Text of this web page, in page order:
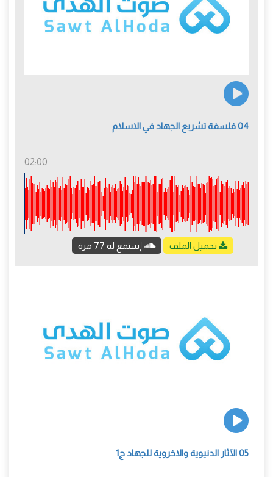
04 فلسفة تشريع الجهاد في الاسلام
02:00
تحميل الملف إستمع له 77 مرة
05 الآثار الدنيوية والاخروية للجهاد ج1